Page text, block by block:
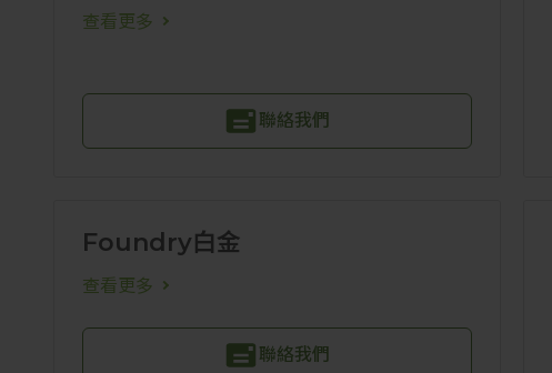
查看更多
聯絡我們
Foundry白金
查看更多
聯絡我們